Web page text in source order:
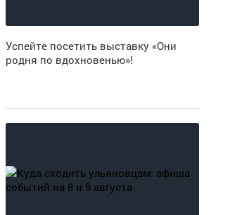
Успейте посетить выставку «Они
родня по вдохновенью»!